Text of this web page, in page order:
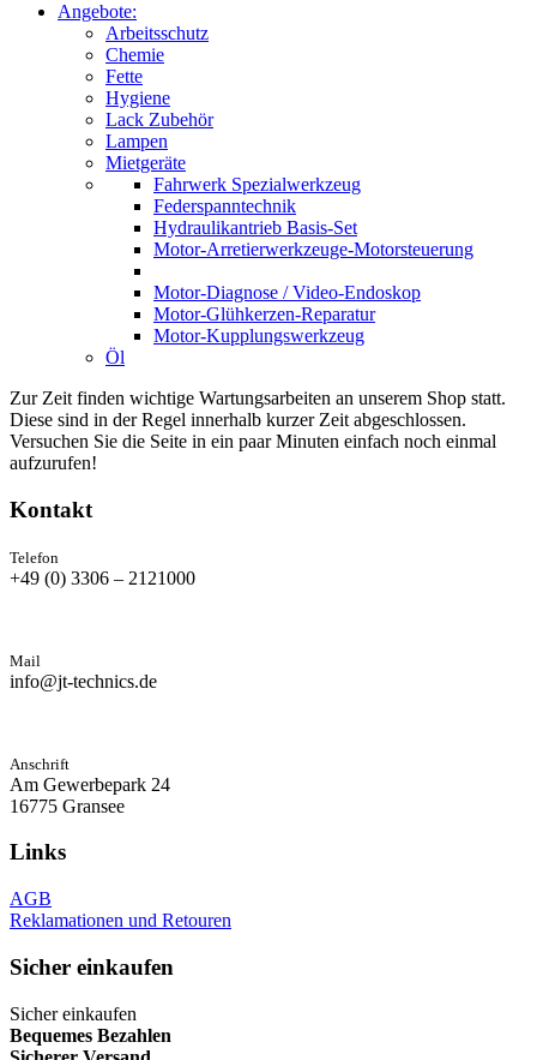
Angebote:
Arbeitsschutz
Chemie
Fette
Hygiene
Lack Zubehör
Lampen
Mietgeräte
Fahrwerk Spezialwerkzeug
Federspanntechnik
Hydraulikantrieb Basis-Set
Motor-Arretierwerkzeuge-Motorsteuerung
Motor-Diagnose / Video-Endoskop
Motor-Glühkerzen-Reparatur
Motor-Kupplungswerkzeug
Öl
Zur Zeit finden wichtige Wartungsarbeiten an unserem Shop statt.
Diese sind in der Regel innerhalb kurzer Zeit abgeschlossen.
Versuchen Sie die Seite in ein paar Minuten einfach noch einmal
aufzurufen!
Kontakt
Telefon
+49 (0) 3306 – 2121000
Mail
info@jt-technics.de
Anschrift
Am Gewerbepark 24
16775 Gransee
Links
AGB
Reklamationen und Retouren
Sicher einkaufen
Sicher einkaufen
Bequemes Bezahlen